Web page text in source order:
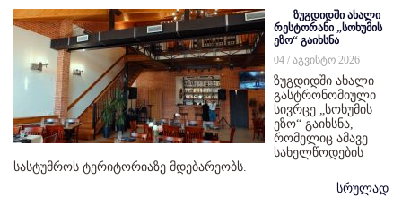
ზუგდიდში ახალი
რესტორანი „სოხუმის
ეზო“ გაიხსნა
04 / აგვისტო 2026
ზუგდიდში ახალი
გასტრონომიული
სივრცე „სოხუმის
ეზო“ გაიხსნა,
რომელიც ამავე
სახელწოდების
სასტუმროს ტერიტორიაზე მდებარეობს.
სრულად